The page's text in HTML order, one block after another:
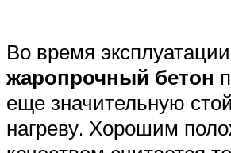
Во время эксплуатации
жаропрочный бетон
еще значительную
нагреву. Хорошим